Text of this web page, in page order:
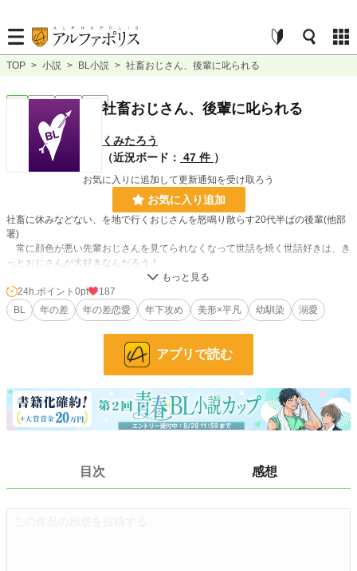
TOP > 小説 > BL小説 > 社畜おじさん、後輩に叱られる
完結 短編 社畜おじさん、後輩に叱られる
くみたろう
（近況ボード： 47 件 ）
お気に入りに追加して更新通知を受け取ろう
お気に入り追加
社畜に休みなどない、を地で行くおじさんを怒鳴り散らす20代半ばの後輩(他部
署)
常に顔色が悪い先輩おじさんを見てられなくなって世話を焼く世話好きは、き
っとおじさんが大好きなんだろう！
お題の綴りで書いた「ゴールデンウィーク」を短編にしてみました。
宜しければお立ち寄りください。
228,618 位 / 228,618 件
31,392 位 / 31,392 件
お気に入り 30
24h.ポイント 0 pt
2025.05.01 18:08
初回公開日時 2025.05.01 18:08
24h.ポイント 0pt
187
BL
年の差 年の差恋愛 年下攻め 美形×平凡 幼馴染 溺愛
アプリで読む
目次 感想